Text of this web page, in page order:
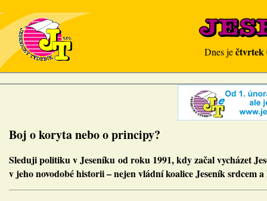
Dnes ječtvrtek
Boj o koryta nebo o principy?
Sleduji politiku v Jeseníku od roku 1991, kdy začal vycházet
v jeho novodobé historii – nejen vládní koalice Jeseník srdcem